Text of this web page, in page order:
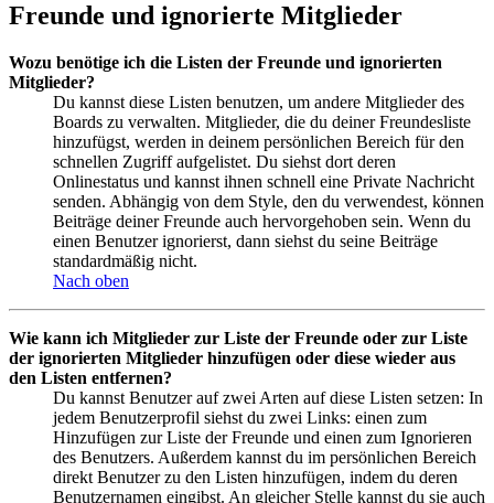
Freunde und ignorierte Mitglieder
Wozu benötige ich die Listen der Freunde und ignorierten
Mitglieder?
Du kannst diese Listen benutzen, um andere Mitglieder des
Boards zu verwalten. Mitglieder, die du deiner Freundesliste
hinzufügst, werden in deinem persönlichen Bereich für den
schnellen Zugriff aufgelistet. Du siehst dort deren
Onlinestatus und kannst ihnen schnell eine Private Nachricht
senden. Abhängig von dem Style, den du verwendest, können
Beiträge deiner Freunde auch hervorgehoben sein. Wenn du
einen Benutzer ignorierst, dann siehst du seine Beiträge
standardmäßig nicht.
Nach oben
Wie kann ich Mitglieder zur Liste der Freunde oder zur Liste
der ignorierten Mitglieder hinzufügen oder diese wieder aus
den Listen entfernen?
Du kannst Benutzer auf zwei Arten auf diese Listen setzen: In
jedem Benutzerprofil siehst du zwei Links: einen zum
Hinzufügen zur Liste der Freunde und einen zum Ignorieren
des Benutzers. Außerdem kannst du im persönlichen Bereich
direkt Benutzer zu den Listen hinzufügen, indem du deren
Benutzernamen eingibst. An gleicher Stelle kannst du sie auch